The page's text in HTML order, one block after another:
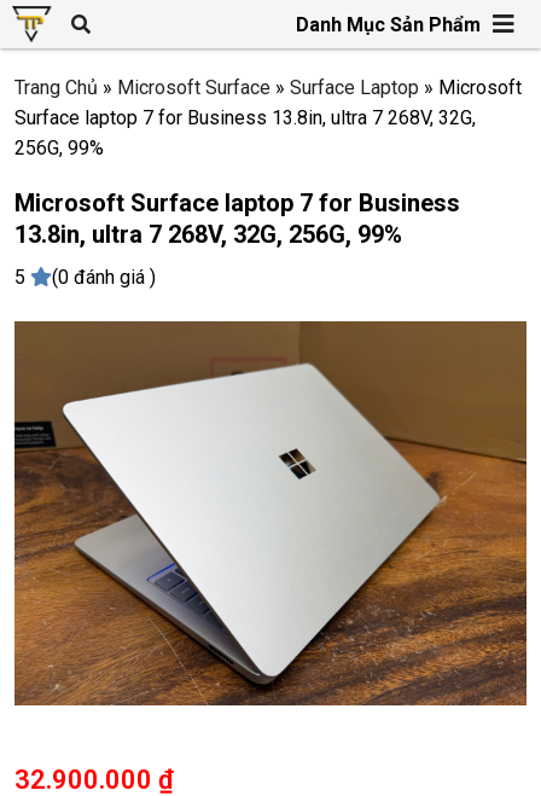
Danh Mục Sản Phẩm
Trang Chủ » Microsoft Surface » Surface Laptop » Microsoft
Surface laptop 7 for Business 13.8in, ultra 7 268V, 32G,
256G, 99%
Microsoft Surface laptop 7 for Business
13.8in, ultra 7 268V, 32G, 256G, 99%
5 (0 đánh giá )
32.900.000 ₫